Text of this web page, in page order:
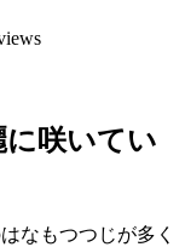
咲いてい
なもつつじが多く